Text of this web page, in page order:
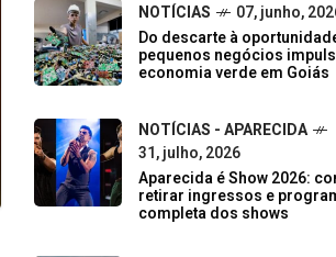
NOTÍCIAS
07, junho,
Do descarte à
pequenos negócios
economia verde em Goiás
NOTÍCIAS - APARECIDA
31, julho, 2026
Aparecida é Show 2026:
retirar ingressos e
completa dos shows